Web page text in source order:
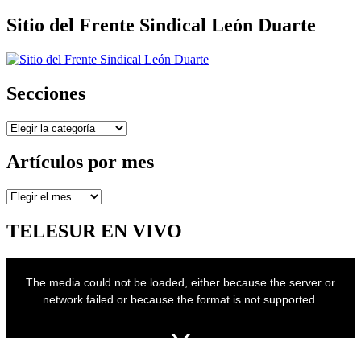
Sitio del Frente Sindical León Duarte
Secciones
Secciones
Artículos por mes
Artículos
mes
TELESUR EN VIVO